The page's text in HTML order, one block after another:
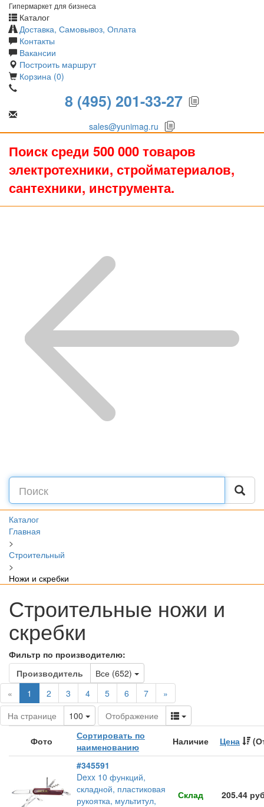
Гипермаркет для бизнеса
Каталог
Доставка, Самовывоз, Оплата
Контакты
Вакансии
Построить маршрут
Корзина (0)
8 (495) 201-33-27
sales@yunimag.ru
Поиск среди 500 000 товаров
электротехники, стройматериалов,
сантехники, инструмента.
Каталог
Главная
>
Строительный
>
Ножи и скребки
Строительные ножи и
скребки
Фильтр по производителю:
Производитель
Все (652) Toggle Dropdown
«
1 (current)
2 3 4 5 6 7
»
На странице
100 Toggle Dropdown
Отображение Toggle Dropdown
Фото
Сортировать по
наименованию
Наличие Цена
#345591
Dexx 10 функций,
складной, пластиковая
рукоятка, мультитул,
Склад 205.44